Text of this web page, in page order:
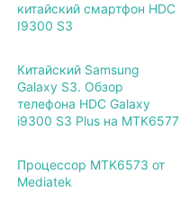
китайский смартфон HDC
I9300 S3
Китайский Samsung
Galaxy S3. Обзор
телефона HDC Galaxy
i9300 S3 Plus на MTK6577
Процессор MTK6573 от
Mediatek